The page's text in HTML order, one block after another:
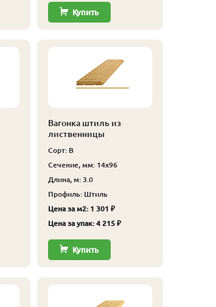
Купить
Вагонка штиль из
лиственницы
Сорт: В
Сечение, мм: 14x96
Длина, м: 3.0
Профиль: Штиль
Цена за м2: 1 301 ₽
Цена за упак: 4 215 ₽
Купить